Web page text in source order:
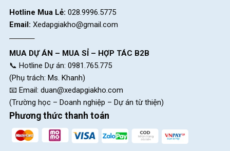
Hotline Mua Lẻ: 028.9996.5775
Email: Xedapgiakho@gmail.com
MUA DỰ ÁN – MUA SỈ – HỢP TÁC B2B
📞 Hotline Dự án: 0981.765.775
(Phụ trách: Ms. Khanh)
📧 Email: duan@xedapgiakho.com
(Trường học – Doanh nghiệp – Dự án từ thiện)
Phương thức thanh toán